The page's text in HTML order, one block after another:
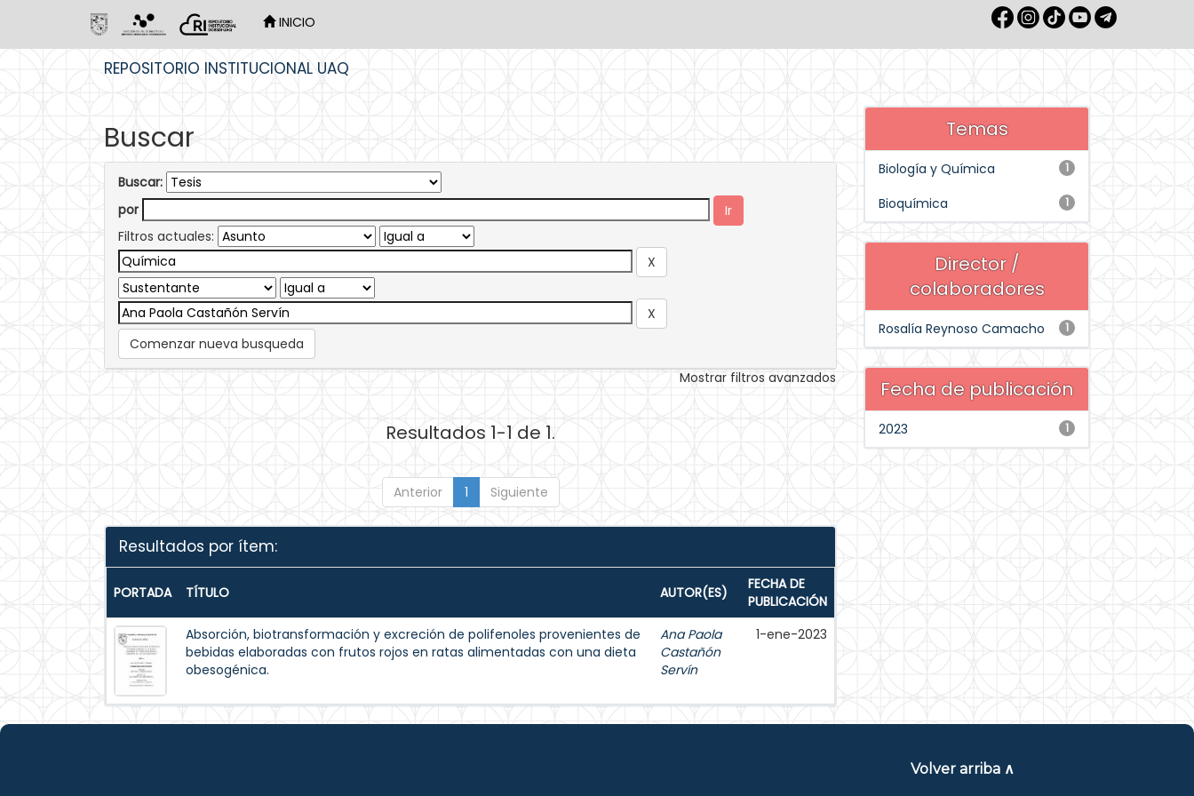
INICIO
REPOSITORIO INSTITUCIONAL UAQ
Buscar
Buscar:
por
Filtros actuales:
Comenzar nueva busqueda
Mostrar filtros avanzados
Resultados 1-1 de 1.
Anterior 1 Siguiente
Resultados por ítem:
PORTADA TÍTULO AUTOR(ES)
FECHA DE
PUBLICACIÓN
Absorción, biotransformación y excreción de polifenoles provenientes de
bebidas elaboradas con frutos rojos en ratas alimentadas con una dieta
obesogénica.
Ana Paola
Castañón
Servín
1-ene-2023
Temas
1
Biología y Química
1
Bioquímica
Director /
colaboradores
1
Rosalía Reynoso Camacho
Fecha de publicación
1
2023
Volver arriba ∧